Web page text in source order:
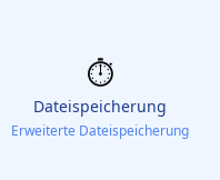
⏱️
Dateispeicherung
Erweiterte Dateispeicherung